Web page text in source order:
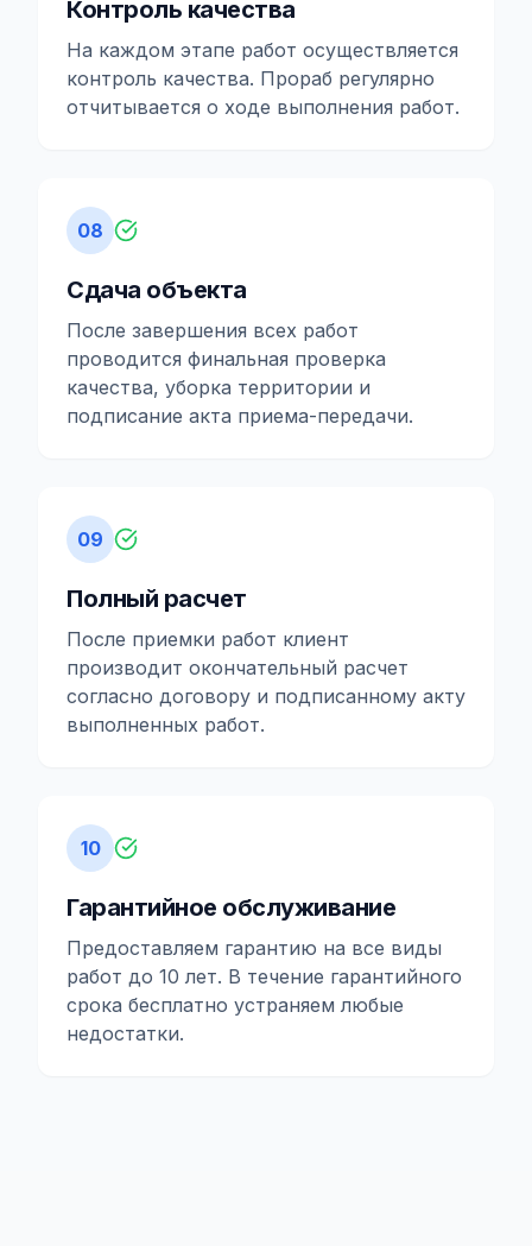
Контроль качества
На каждом этапе работ осуществляется
контроль качества. Прораб регулярно
отчитывается о ходе выполнения работ.
08
Сдача объекта
После завершения всех работ
проводится финальная проверка
качества, уборка территории и
подписание акта приема-передачи.
09
Полный расчет
После приемки работ клиент
производит окончательный расчет
согласно договору и подписанному акту
выполненных работ.
10
Гарантийное обслуживание
Предоставляем гарантию на все виды
работ до 10 лет. В течение гарантийного
срока бесплатно устраняем любые
недостатки.